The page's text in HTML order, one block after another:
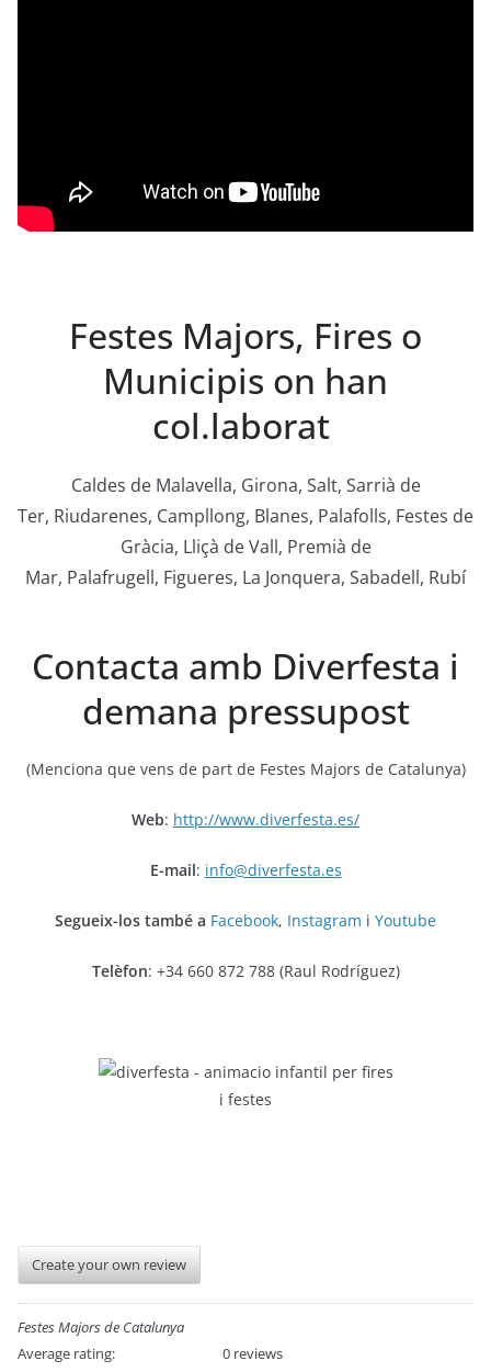
Festes Majors, Fires o
Municipis on han
col.laborat
Caldes de Malavella, Girona, Salt, Sarrià de
Ter, Riudarenes, Campllong, Blanes, Palafolls, Festes de
Gràcia, Lliçà de Vall, Premià de
Mar, Palafrugell, Figueres, La Jonquera, Sabadell, Rubí
Contacta amb Diverfesta i
demana pressupost
(Menciona que vens de part de Festes Majors de Catalunya)
Web: http://www.diverfesta.es/
E-mail: info@diverfesta.es
Segueix-los també a Facebook, Instagram i Youtube
Telèfon: +34 660 872 788 (Raul Rodríguez)
Create your own review
Festes Majors de Catalunya
Average rating:
0 reviews